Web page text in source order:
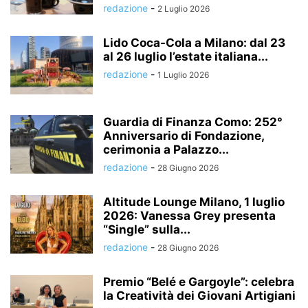
redazione - 2 Luglio 2026
Lido Coca-Cola a Milano: dal 23
al 26 luglio l’estate italiana...
redazione - 1 Luglio 2026
Guardia di Finanza Como: 252°
Anniversario di Fondazione,
cerimonia a Palazzo...
redazione - 28 Giugno 2026
Altitude Lounge Milano, 1 luglio
2026: Vanessa Grey presenta
“Single” sulla...
redazione - 28 Giugno 2026
Premio “Belé e Gargoyle”: celebra
la Creatività dei Giovani Artigiani